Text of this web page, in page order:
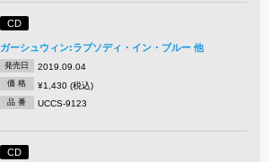
CD
ガーシュウィン:ラプソディ・イン・ブルー 他
発売日 2019.09.04
価 格 ¥1,430 (税込)
品 番 UCCS-9123
CD